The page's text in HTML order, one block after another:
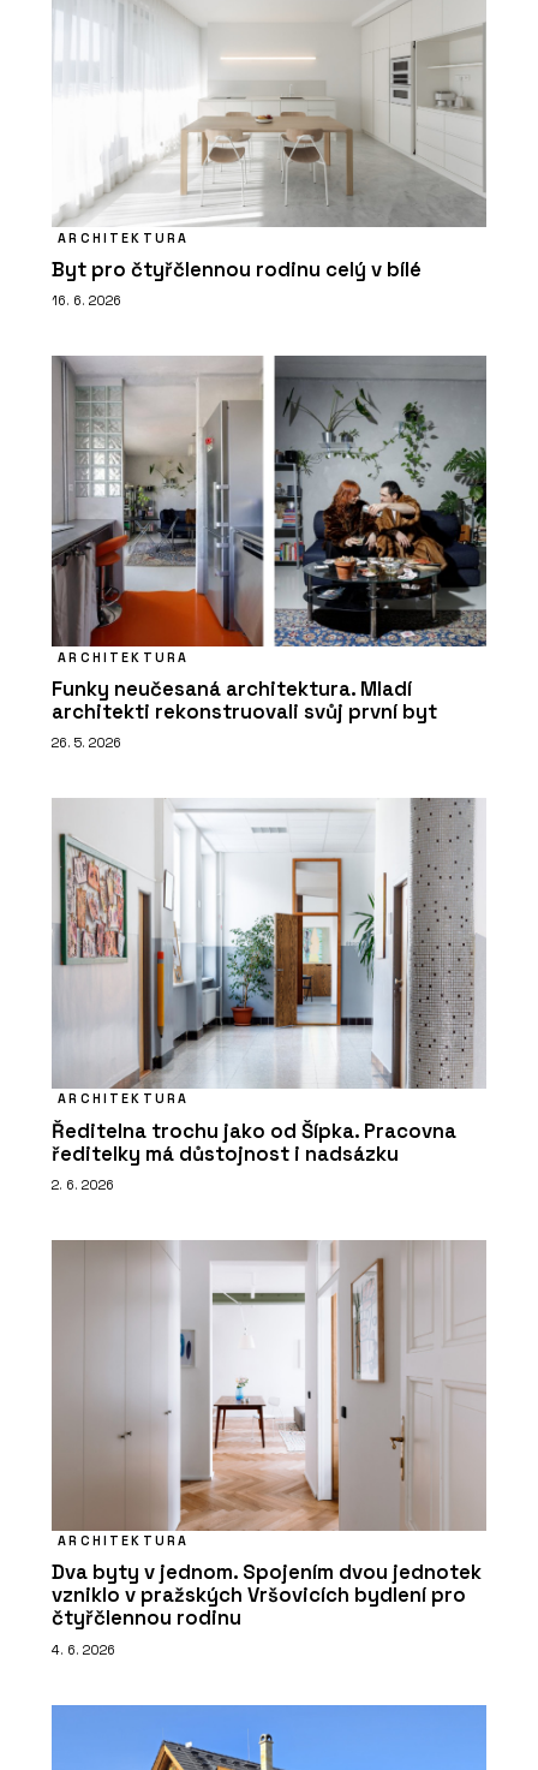
ARCHITEKTURA
Byt pro čtyřčlennou rodinu celý v bílé
16. 6. 2026
ARCHITEKTURA
Funky neučesaná architektura. Mladí
architekti rekonstruovali svůj první byt
26. 5. 2026
ARCHITEKTURA
Ředitelna trochu jako od Šípka. Pracovna
ředitelky má důstojnost i nadsázku
2. 6. 2026
ARCHITEKTURA
Dva byty v jednom. Spojením dvou jednotek
vzniklo v pražských Vršovicích bydlení pro
čtyřčlennou rodinu
4. 6. 2026